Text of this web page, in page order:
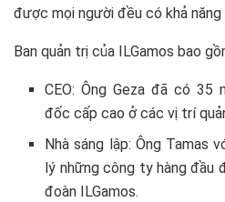
được mọi người đều có khả năng
Ban quản trị của ILGamos bao
CEO: Ông Geza đã có 35
đốc cấp cao ở các vị trí
Nhà sáng lập: Ông Tamas
lý những công ty hàng đầu
đoàn ILGamos.